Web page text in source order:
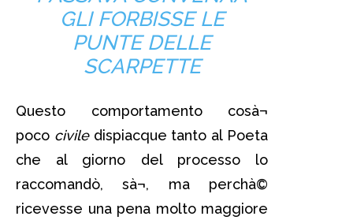
GLI FORBISSE LE
PUNTE DELLE
SCARPETTE
Questo comportamento cosà¬
poco civiledispiacque tanto al Poeta
che al giorno del processo lo
raccomandò, sà¬, ma perchà©
ricevesse una pena molto maggiore